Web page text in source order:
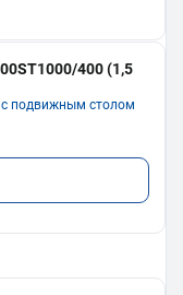
400 (1,5
подвижным столом